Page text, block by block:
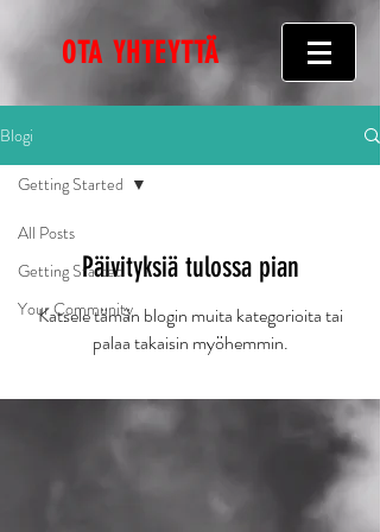
OTA YHTEYTTÄ
Blogi
All Posts
Getting Started
Your Community
Getting Started
Päivityksiä tulossa pian
Katsele tämän blogin muita kategorioita tai
palaa takaisin myöhemmin.